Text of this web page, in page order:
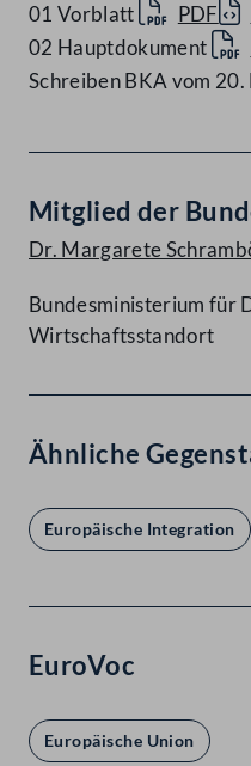
01 Vorblatt PDF
02 Hauptdokument
Schreiben BKA vom
Mitglied der
Dr. Margarete
Bundesministerium für
Wirtschaftsstandort
Ähnliche
Europäische Integration
EuroVoc
Europäische Union